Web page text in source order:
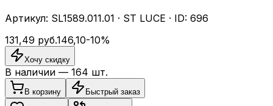
Артикул: SL1589.011.01 · ST LUCE · ID: 696
131,49 руб.146,10-10%
Хочу скидку
В наличии — 164 шт.
В корзину Быстрый заказ